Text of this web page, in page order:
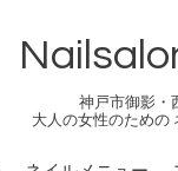
神戸市御影・
大人の女性のための